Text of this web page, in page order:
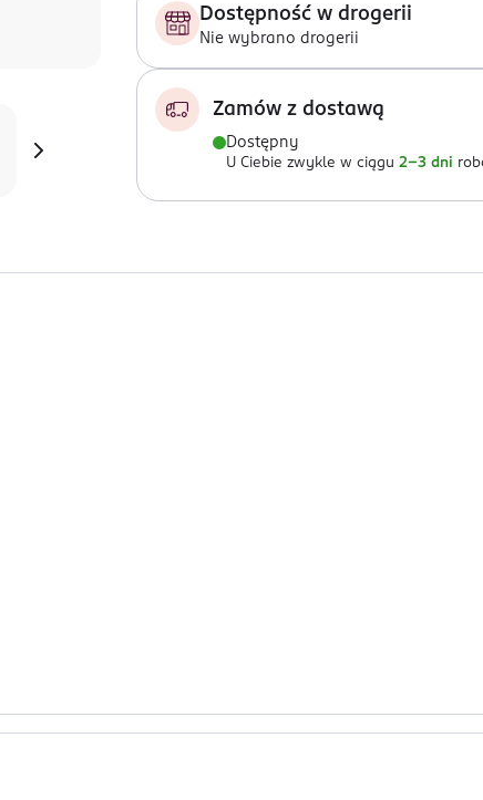
Dostępność w drogerii
Nie wybrano drogerii
Zamów z dostawą
Dostępny
U Ciebie zwykle w ciągu 2-3 dni